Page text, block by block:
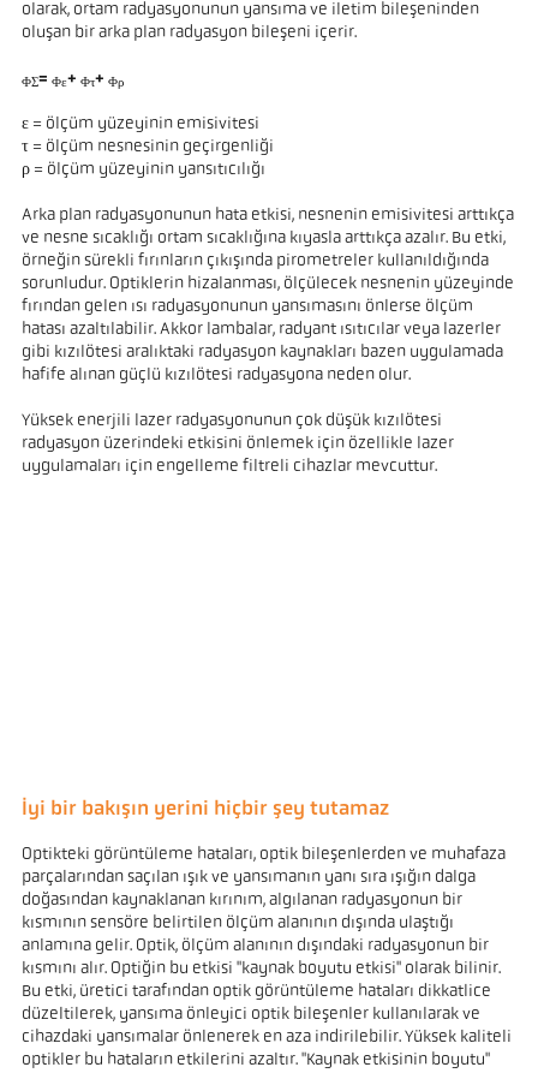
olarak, ortam radyasyonunun yansıma ve iletim bileşeninden
oluşan bir arka plan radyasyon bileşeni içerir.
ΦΣ= Φε+ Φτ+ Φρ
ε = ölçüm yüzeyinin emisivitesi
τ = ölçüm nesnesinin geçirgenliği
ρ = ölçüm yüzeyinin yansıtıcılığı
Arka plan radyasyonunun hata etkisi, nesnenin emisivitesi arttıkça
ve nesne sıcaklığı ortam sıcaklığına kıyasla arttıkça azalır. Bu etki,
örneğin sürekli fırınların çıkışında pirometreler kullanıldığında
sorunludur. Optiklerin hizalanması, ölçülecek nesnenin yüzeyinde
fırından gelen ısı radyasyonunun yansımasını önlerse ölçüm
hatası azaltılabilir. Akkor lambalar, radyant ısıtıcılar veya lazerler
gibi kızılötesi aralıktaki radyasyon kaynakları bazen uygulamada
hafife alınan güçlü kızılötesi radyasyona neden olur.
Yüksek enerjili lazer radyasyonunun çok düşük kızılötesi
radyasyon üzerindeki etkisini önlemek için özellikle lazer
uygulamaları için engelleme filtreli cihazlar mevcuttur.
İyi bir bakışın yerini hiçbir şey tutamaz
Optikteki görüntüleme hataları, optik bileşenlerden ve muhafaza
parçalarından saçılan ışık ve yansımanın yanı sıra ışığın dalga
doğasından kaynaklanan kırınım, algılanan radyasyonun bir
kısmının sensöre belirtilen ölçüm alanının dışında ulaştığı
anlamına gelir. Optik, ölçüm alanının dışındaki radyasyonun bir
kısmını alır. Optiğin bu etkisi "kaynak boyutu etkisi" olarak bilinir.
Bu etki, üretici tarafından optik görüntüleme hataları dikkatlice
düzeltilerek, yansıma önleyici optik bileşenler kullanılarak ve
cihazdaki yansımalar önlenerek en aza indirilebilir. Yüksek kaliteli
optikler bu hataların etkilerini azaltır. "Kaynak etkisinin boyutu"